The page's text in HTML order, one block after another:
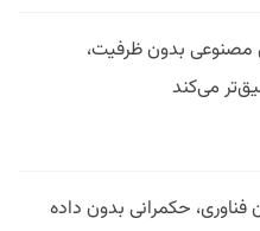
بدون ظرفیت،
می‌کند
حکمرانی بدون داده